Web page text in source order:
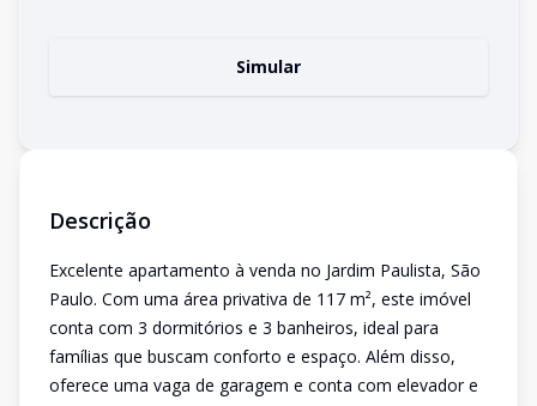
Simular
Descrição
Excelente apartamento à venda no Jardim Paulista, São
Paulo. Com uma área privativa de 117 m², este imóvel
conta com 3 dormitórios e 3 banheiros, ideal para
famílias que buscam conforto e espaço. Além disso,
oferece uma vaga de garagem e conta com elevador e